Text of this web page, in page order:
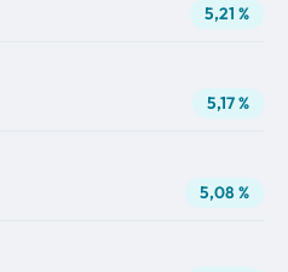
5,21 %
5,17 %
5,08 %